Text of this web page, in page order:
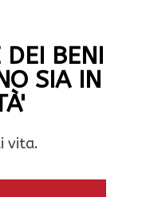
DEI BENI
SIA IN
vita.